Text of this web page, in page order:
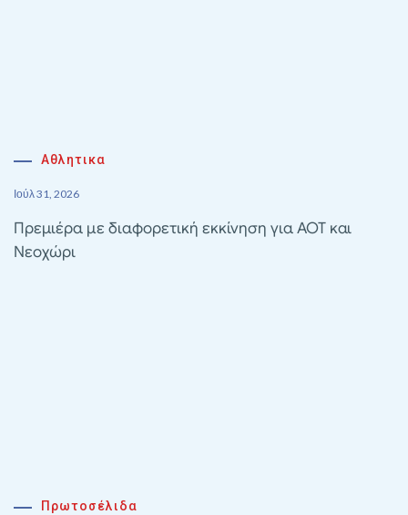
Αθλητικα
Ιούλ 31, 2026
Πρεμιέρα με διαφορετική εκκίνηση για ΑΟΤ και
Νεοχώρι
Πρωτοσέλιδα